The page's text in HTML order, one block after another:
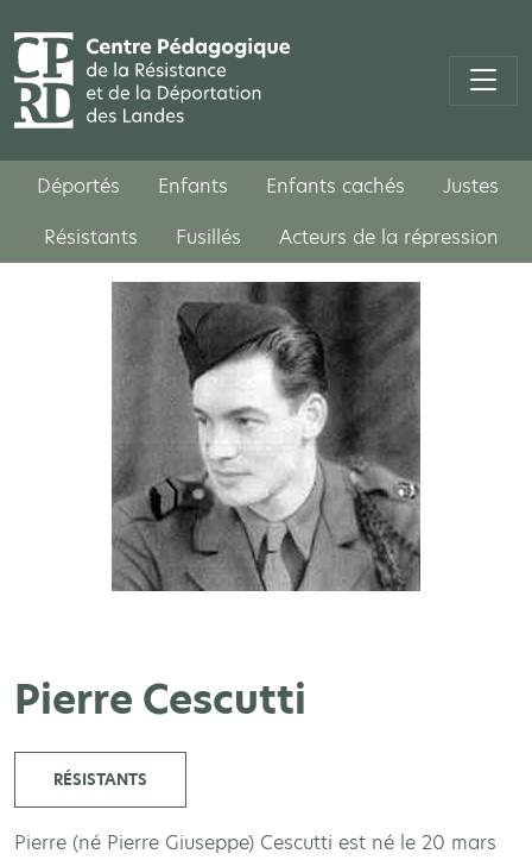
Déportés Enfants Enfants cachés
Justes
Résistants
Fusillés Acteurs de la répression
Pierre Cescutti
RÉSISTANTS
Pierre (né Pierre Giuseppe) Cescutti est né le 20 mars